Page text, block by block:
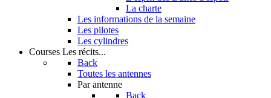
La charte
Les informations de la semaine
Les pilotes
Les cylindres
Courses Les récits...
Back
Toutes les antennes
Par antenne
Back